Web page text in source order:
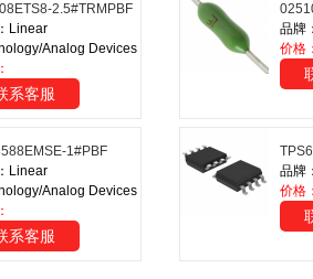
2.5#TRMPBF
Linear
Analog Devices
系客服
品牌
价格
1#PBF
Linear
Analog Devices
系客服
品牌
价格